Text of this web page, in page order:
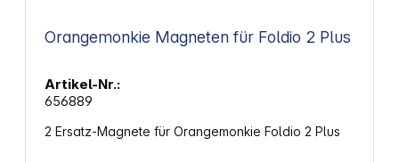
Orangemonkie Magneten für Foldio 2 Plus
Artikel-Nr.:
656889
2 Ersatz-Magnete für Orangemonkie Foldio 2 Plus